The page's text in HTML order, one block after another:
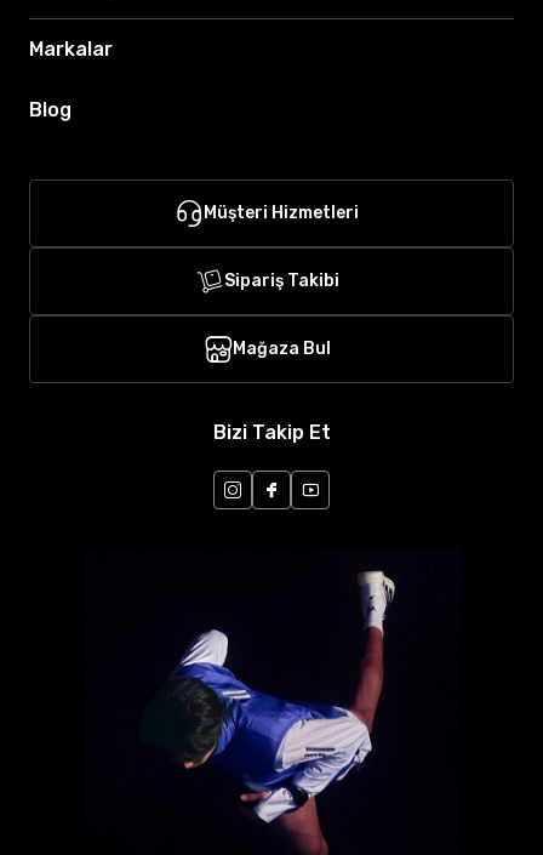
Markalar
Blog
Müşteri Hizmetleri
Sipariş Takibi
Mağaza Bul
Bizi Takip Et